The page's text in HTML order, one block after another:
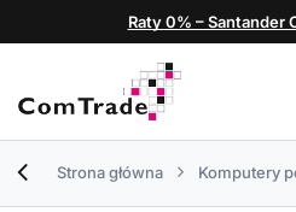
Raty 0% – Santander
Strona główna Komputery